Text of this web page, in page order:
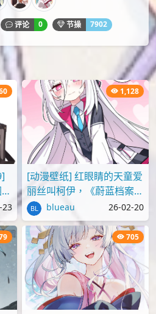
评论 0 节操 7902
23
1,128
[动漫壁纸] 红眼睛的天童爱
丽丝叫柯伊，《蔚蓝档案》
壁纸图片分享
blueau 26-02-20
705